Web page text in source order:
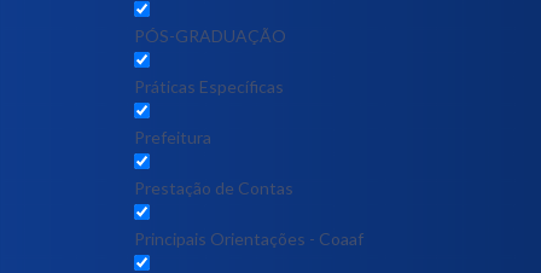
PÓS-GRADUAÇÃO
Práticas Específicas
Prefeitura
Prestação de Contas
Principais Orientações - Coaaf